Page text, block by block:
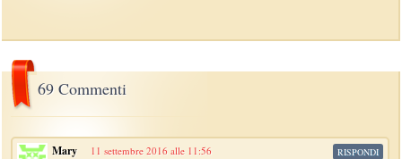
69 Commenti
Mary 11 settembre 2016 alle 11:56 RISPONDI